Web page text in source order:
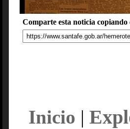
Comparte esta noticia copiando
Inicio |